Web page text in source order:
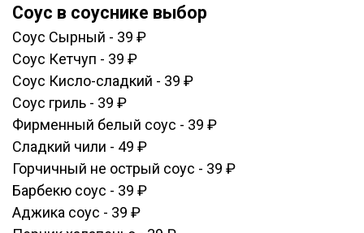
Соус в соуснике выбор
Соус Сырный - 39 ₽
Соус Кетчуп - 39 ₽
Соус Кисло-сладкий - 39 ₽
Соус гриль - 39 ₽
Фирменный белый соус - 39 ₽
Сладкий чили - 49 ₽
Горчичный не острый соус - 39 ₽
Барбекю соус - 39 ₽
Аджика соус - 39 ₽